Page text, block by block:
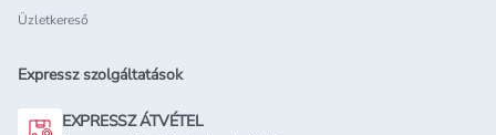
Üzletkereső
Expressz szolgáltatások
EXPRESSZ ÁTVÉTEL